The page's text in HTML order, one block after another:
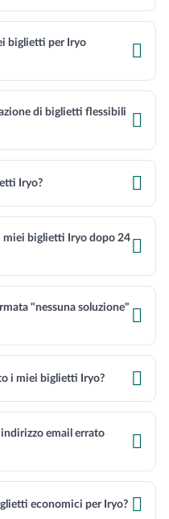
biglietti per Iryo

di biglietti flessibili

Iryo? 
miei biglietti Iryo dopo 24 
"nessuna soluzione" 
i miei biglietti Iryo? 
email errato

economici per Iryo? 